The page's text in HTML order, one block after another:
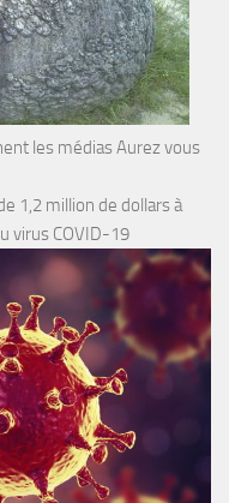
les médias Aurez vous
1,2 million de dollars à
virus COVID-19